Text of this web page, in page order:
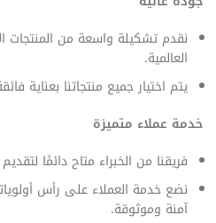
نقدم تشكيلة واسعة من المنتجات
العالمية.
يتم اختيار جميع منتجاتنا بعناية
خدمة عملاء متميزة
فريقنا من الخبراء متاح دائمًا
نضع خدمة العملاء على رأس
آمنة وموثوقة.